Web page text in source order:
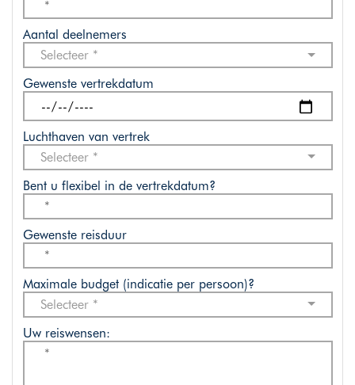
Aantal deelnemers
Selecteer *
Gewenste vertrekdatum
Luchthaven van vertrek
Selecteer *
Bent u flexibel in de vertrekdatum?
Gewenste reisduur
Maximale budget (indicatie per persoon)?
Selecteer *
Uw reiswensen: